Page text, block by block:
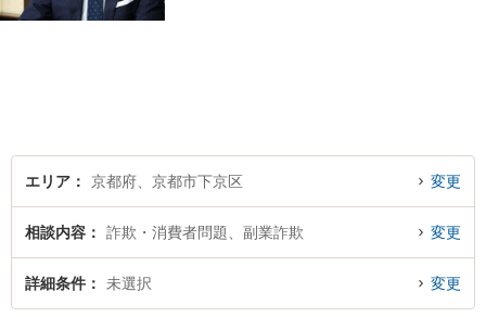
エリア 京都府、京都市下京区 変更
相談内容 詐欺・消費者問題、副業詐欺 変更
詳細条件 未選択 変更